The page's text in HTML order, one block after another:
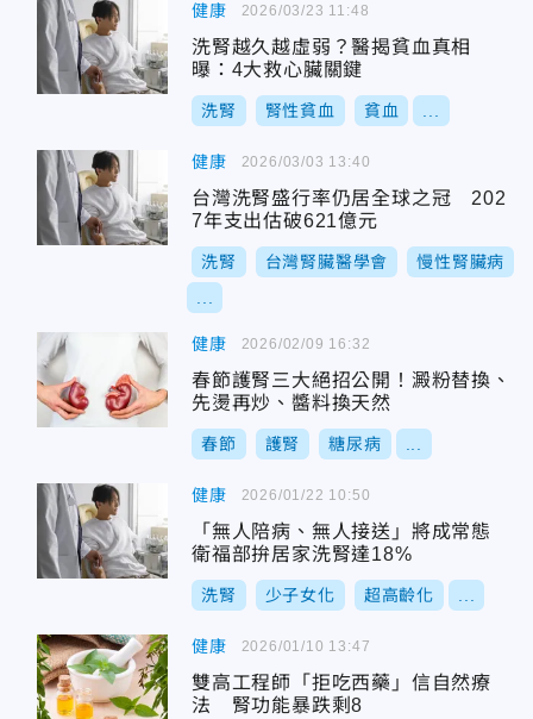
健康
洗腎越久越虛弱？醫揭貧血真相
曝：4大救心臟關鍵
洗腎 腎性貧血 貧血
2026/03/23 11:48
健康
台灣洗腎盛行率仍居全球之冠 202
7年支出估破621億元
洗腎 台灣腎臟醫學會 慢性腎臟病
2026/03/03 13:40
健康
春節護腎三大絕招公開！澱粉替換、
先燙再炒、醬料換天然
春節 護腎 糖尿病
2026/02/09 16:32
健康
「無人陪病、無人接送」將成常態
衛福部拚居家洗腎達18%
洗腎 少子女化 超高齡化
2026/01/22 10:50
健康
雙高工程師「拒吃西藥」信自然療
法 腎功能暴跌剩8
2026/01/10 13:47